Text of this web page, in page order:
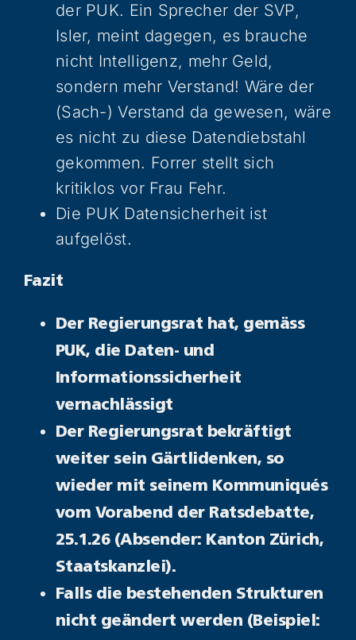
der PUK. Ein Sprecher der SVP,
Isler, meint dagegen, es brauche
nicht Intelligenz, mehr Geld,
sondern mehr Verstand! Wäre der
(Sach-) Verstand da gewesen, wäre
es nicht zu diese Datendiebstahl
gekommen. Forrer stellt sich
kritiklos vor Frau Fehr.
Die PUK Datensicherheit ist
aufgelöst.
Fazit
Der Regierungsrat hat, gemäss
PUK, die Daten- und
Informationssicherheit
vernachlässigt
Der Regierungsrat bekräftigt
weiter sein Gärtlidenken, so
wieder mit seinem Kommuniqués
vom Vorabend der Ratsdebatte,
25.1.26 (Absender: Kanton Zürich,
Staatskanzlei).
Falls die bestehenden Strukturen
nicht geändert werden (Beispiel: